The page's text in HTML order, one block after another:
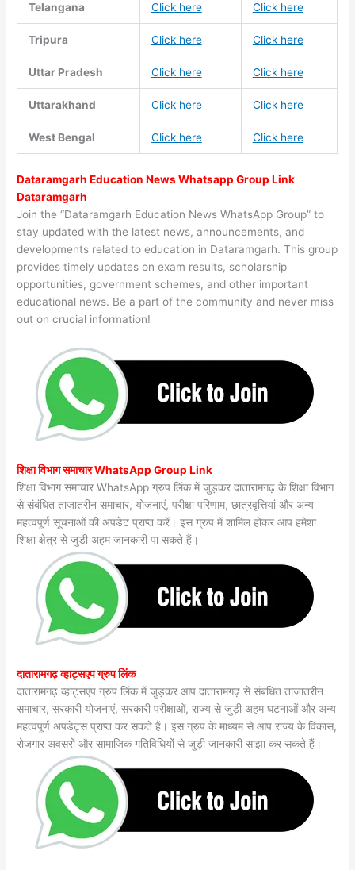
Telangana Click here Click here
Tripura Click here Click here
Uttar Pradesh Click here Click here
Uttarakhand Click here Click here
West Bengal Click here Click here
Dataramgarh Education News Whatsapp Group Link
Dataramgarh
Join the “Dataramgarh Education News WhatsApp Group” to
stay updated with the latest news, announcements, and
developments related to education in Dataramgarh. This group
provides timely updates on exam results, scholarship
opportunities, government schemes, and other important
educational news. Be a part of the community and never miss
out on crucial information!
शिक्षा विभाग समाचार WhatsApp Group Link
शिक्षा विभाग समाचार WhatsApp ग्रुप लिंक में जुड़कर दातारामगढ़ के शिक्षा विभाग
से संबंधित ताजातरीन समाचार, योजनाएं, परीक्षा परिणाम, छात्रवृत्तियां और अन्य
महत्वपूर्ण सूचनाओं की अपडेट प्राप्त करें। इस ग्रुप में शामिल होकर आप हमेशा
शिक्षा क्षेत्र से जुड़ी अहम जानकारी पा सकते हैं।
दातारामगढ़ व्हाट्सएप ग्रुप लिंक
दातारामगढ़ व्हाट्सएप ग्रुप लिंक में जुड़कर आप दातारामगढ़ से संबंधित ताजातरीन
समाचार, सरकारी योजनाएं, सरकारी परीक्षाओं, राज्य से जुड़ी अहम घटनाओं और अन्य
महत्वपूर्ण अपडेट्स प्राप्त कर सकते हैं। इस ग्रुप के माध्यम से आप राज्य के विकास,
रोजगार अवसरों और सामाजिक गतिविधियों से जुड़ी जानकारी साझा कर सकते हैं।